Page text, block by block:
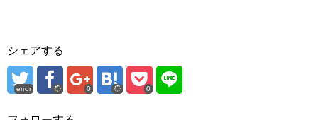
シェアする
error 0 0